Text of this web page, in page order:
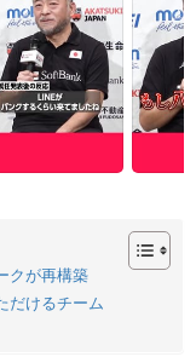
クが再構築
だけるチーム